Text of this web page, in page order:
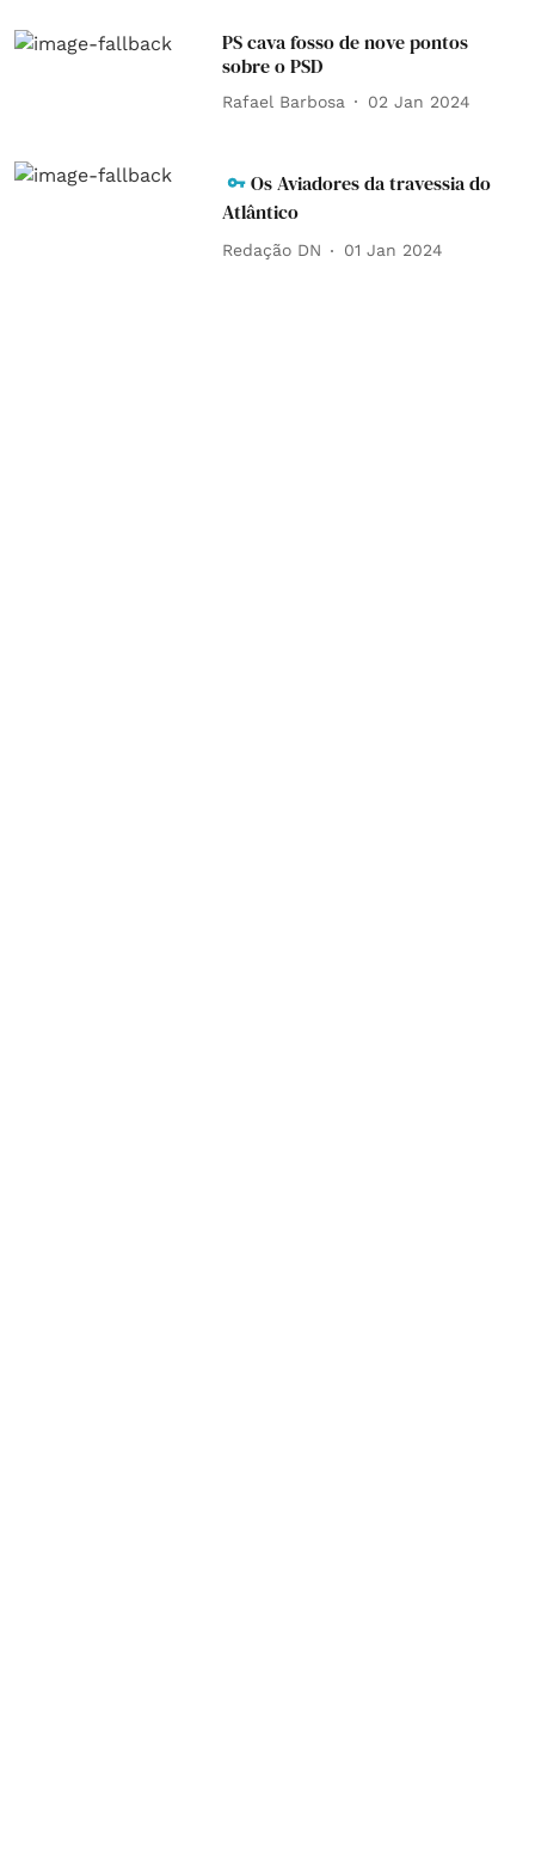
PS cava fosso de nove pontos
sobre o PSD
Rafael Barbosa 02 Jan 2024
Os Aviadores da travessia do
Atlântico
Redação DN 01 Jan 2024